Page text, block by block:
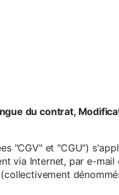
du contrat,
"CGV" et "CGU")
via Internet, par e-mail